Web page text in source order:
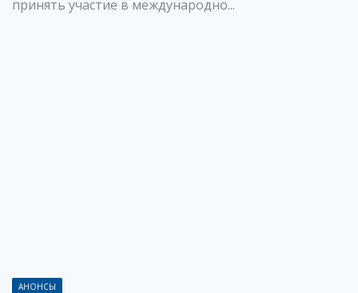
принять участие в международно...
АНОНСЫ